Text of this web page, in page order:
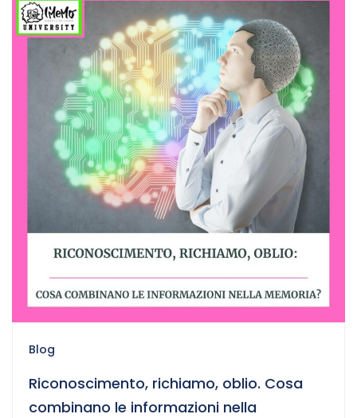
Blog
Riconoscimento, richiamo, oblio. Cosa
combinano le informazioni nella